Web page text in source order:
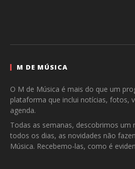
M DE MÚSICA
O M de Música é mais do que um
plataforma que inclui notícias, fotos,
agenda.
Todas as semanas, descobrimos um
todos os dias, as novidades não
Música. Recebemo-las, como é